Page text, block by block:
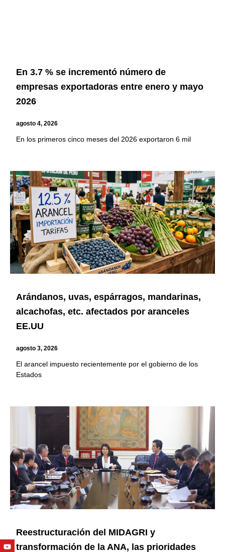
En 3.7 % se incrementó número de
empresas exportadoras entre enero y mayo
2026
agosto 4, 2026
En los primeros cinco meses del 2026 exportaron 6 mil
Arándanos, uvas, espárragos, mandarinas,
alcachofas, etc. afectados por aranceles
EE.UU
agosto 3, 2026
El arancel impuesto recientemente por el gobierno de los
Estados
Reestructuración del MIDAGRI y
transformación de la ANA, las prioridades
Youtube
Facebook
Twitter
Linkedin
Instagram